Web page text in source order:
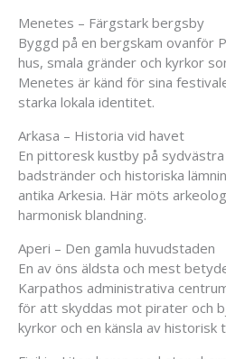
Menetes – Färgstark bergsby
Byggd på en bergskam ovanför
hus, smala gränder och kyrkor
Menetes är känd för sina
starka lokala identitet.
Arkasa – Historia vid havet
En pittoresk kustby på
badstränder och historiska
antika Arkesia. Här möts
harmonisk blandning.
Aperi – Den gamla huvudstaden
En av öns äldsta och mest
Karpathos administrativa
för att skyddas mot pirater och
kyrkor och en känsla av historisk